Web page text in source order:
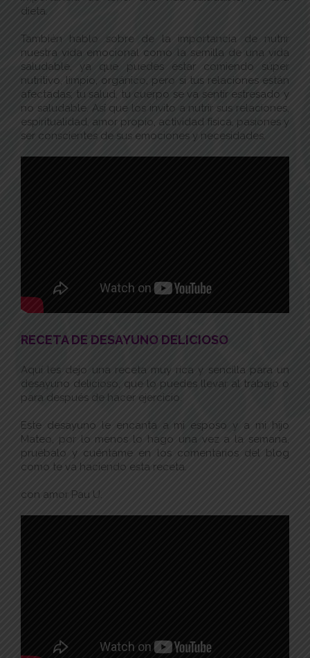
dieta.
También hablo sobre de la importancia de nutrir
nuestra vida emocional como la semilla de una vida
saludable, ya que puedes estar comiendo súper
nutritivo, limpio, orgánico, pero si tus relaciones están
afectadas; tu salud, tu cuerpo se va sentir estresado y
no saludable. Así que los invito a nutrir sus relaciones,
espiritualidad, amor propio, actividad física, pasiones y
ser conscientes de sus emociones y necesidades.
RECETA DE DESAYUNO DELICIOSO
Aquí les dejo una receta muy rica y sencilla para un
desayuno delicioso, que lo puedes llevar al trabajo o
para después de hacer ejercicio.
Este desayuno le encanta a mi esposo y a mi hijo
Mateo, por lo menos lo hago una vez a la semana,
pruébalo y cuéntame en los comentarios del blog
como te va haciendo esta receta.
con amor Pau U.